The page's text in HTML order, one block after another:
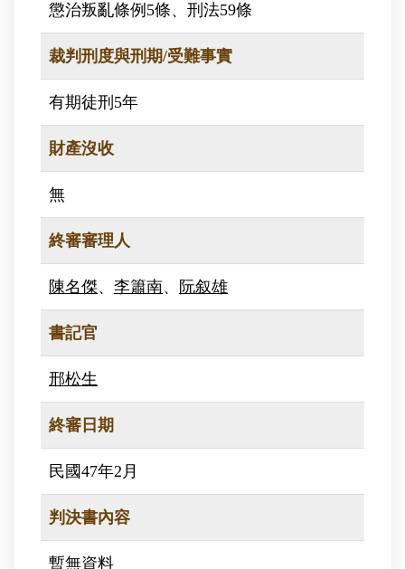
懲治叛亂條例5條、刑法59條
裁判刑度與刑期/受難事實
有期徒刑5年
財產沒收
無
終審審理人
陳名傑、 李簫南、 阮叙雄
書記官
邢松生
終審日期
民國47年2月
判決書內容
暫無資料